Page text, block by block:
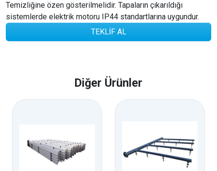
Temizliğine özen gösterilmelidir. Tapaların çıkarıldığı
sistemlerde elektrik motoru IP44 standartlarına uygundur.
TEKLİF AL
Diğer Ürünler